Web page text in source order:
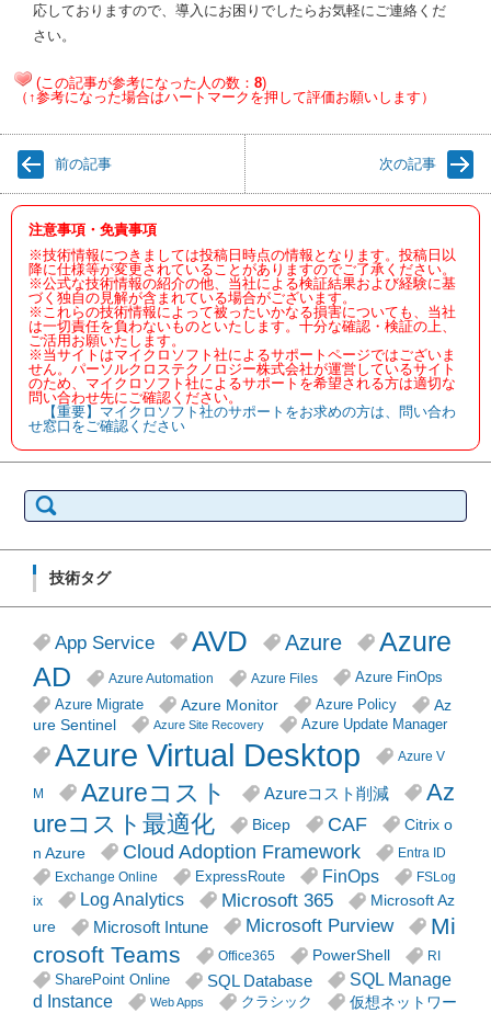
応しておりますので、導入にお困りでしたらお気軽にご連絡くだ
さい。
(この記事が参考になった人の数： 8)
（↑参考になった場合はハートマークを押して評価お願いします）
前の記事 次の記事
注意事項・免責事項
※技術情報につきましては投稿日時点の情報となります。投稿日以
降に仕様等が変更されていることがありますのでご了承ください。
※公式な技術情報の紹介の他、当社による検証結果および経験に基
づく独自の見解が含まれている場合がございます。
※これらの技術情報によって被ったいかなる損害についても、当社
は一切責任を負わないものといたします。十分な確認・検証の上、
ご活用お願いたします。
※当サイトはマイクロソフト社によるサポートページではございま
せん。パーソルクロステクノロジー株式会社が運営しているサイト
のため、マイクロソフト社によるサポートを希望される方は適切な
問い合わせ先にご確認ください。
【重要】マイクロソフト社のサポートをお求めの方は、問い合わ
せ窓口をご確認ください
索:
技術タグ
App Service AVD Azure
Azure
AD
Azure Automation Azure Files
Azure FinOps
Azure Migrate
Azure Monitor Azure Policy
Az
ure Sentinel
Azure Site Recovery Azure Update Manager
Azure Virtual Desktop Azure V
M Azureコスト Azureコスト削減
Az
ureコスト最適化
Bicep CAF
Citrix o
n Azure
Cloud Adoption Framework
Entra ID
Exchange Online
ExpressRoute FinOps
FSLog
ix
Log Analytics Microsoft 365
Microsoft Az
ure
Microsoft Intune Microsoft Purview
Mi
crosoft Teams
Office365 PowerShell RI
SharePoint Online SQL Database
SQL Manage
d Instance
Web Apps クラシック
仮想ネットワー